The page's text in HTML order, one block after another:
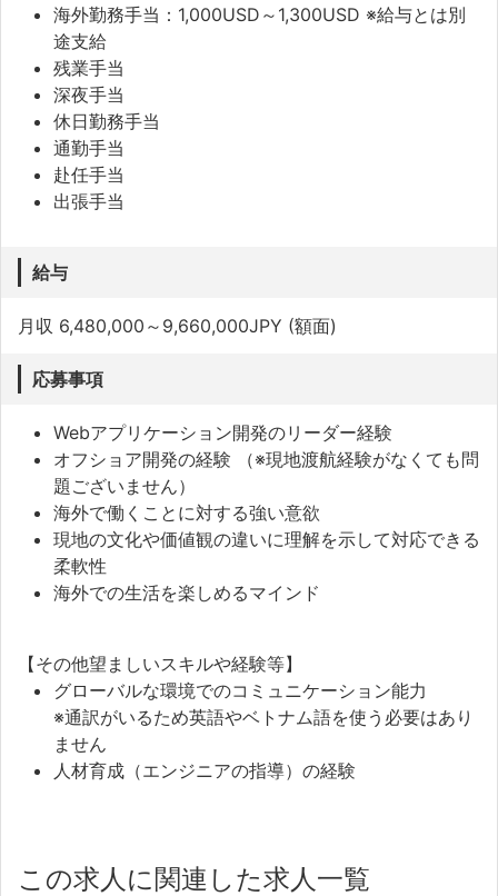
海外勤務手当：1,000USD～1,300USD ※給与とは別
途支給
残業手当
深夜手当
休日勤務手当
通勤手当
赴任手当
出張手当
給与
月収 6,480,000～9,660,000JPY (額面)
応募事項
Webアプリケーション開発のリーダー経験
オフショア開発の経験 （※現地渡航経験がなくても問
題ございません）
海外で働くことに対する強い意欲
現地の文化や価値観の違いに理解を示して対応できる
柔軟性
海外での生活を楽しめるマインド
【その他望ましいスキルや経験等】
グローバルな環境でのコミュニケーション能力
※通訳がいるため英語やベトナム語を使う必要はあり
ません
人材育成（エンジニアの指導）の経験
この求人に関連した求人一覧